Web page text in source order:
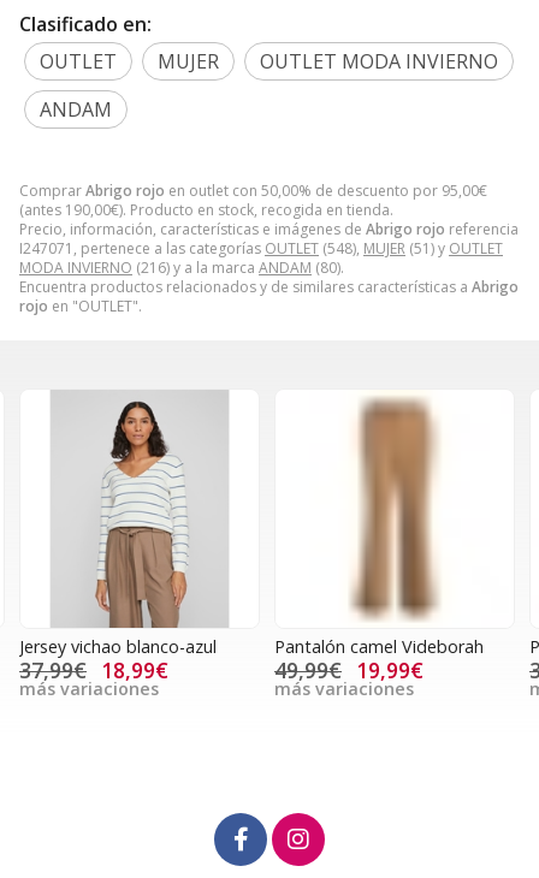
ComprarAbrigo rojo en outlet con 50,00% de descuento por 95,00€
(antes 190,00€). Producto en stock, recogida en tienda.
Precio, información, características e imágenes de Abrigo rojo referencia
I247071, pertenece a las categorías OUTLET (548), MUJER (51) y OUTLET
MODA INVIERNO (216) y a la marca ANDAM (80).
Encuentra productos relacionados y de similares características a Abrigo
rojo en "OUTLET".
Clasificado en:
OUTLET
MUJER
OUTLET MODA INVIERNO
ANDAM
Jersey vichao blanco-azul
37,99€ 18,99€
más variaciones
Pantalón camel Videborah
49,99€ 19,99€
más variaciones